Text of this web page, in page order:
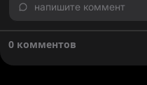
напишите коммент
0 комментов